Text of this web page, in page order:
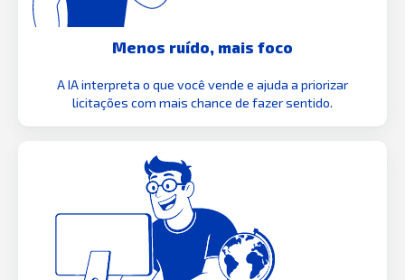
Menos ruído, mais foco
A IA interpreta o que você vende e ajuda a priorizar
licitações com mais chance de fazer sentido.